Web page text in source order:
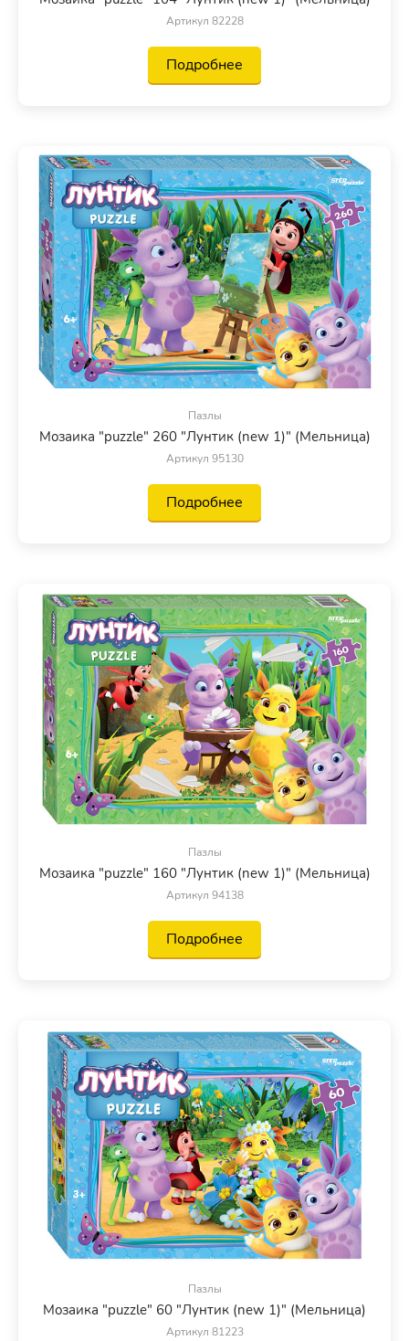
Артикул 82228
Подробнее
Пазлы
Мозаика "puzzle" 260 "Лунтик (new 1)" (Мельница)
Артикул 95130
Подробнее
Пазлы
Мозаика "puzzle" 160 "Лунтик (new 1)" (Мельница)
Артикул 94138
Подробнее
Пазлы
Мозаика "puzzle" 60 "Лунтик (new 1)" (Мельница)
Артикул 81223